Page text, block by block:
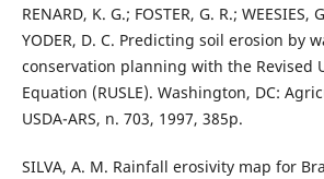
RENARD, K. G.; FOSTER, G. R.; WEESIES,
YODER, D. C. Predicting soil erosion by
conservation planning with the Revised
Equation (RUSLE). Washington, DC:
USDA-ARS, n. 703, 1997, 385p.
SILVA, A. M. Rainfall erosivity map for